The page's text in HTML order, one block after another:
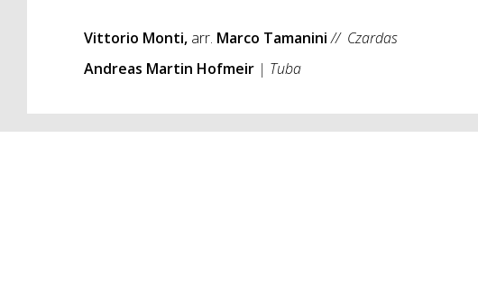
Vittorio Monti, arr. Marco Tamanini// Czardas
Andreas Martin Hofmeir| Tuba